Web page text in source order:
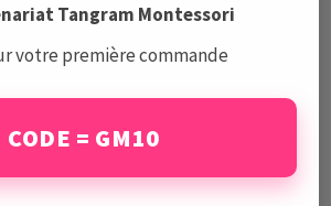
Montessori Après le
Comment la Philosophie
Montessori
Tangram Montessori
votre première commande
CODE = GM10